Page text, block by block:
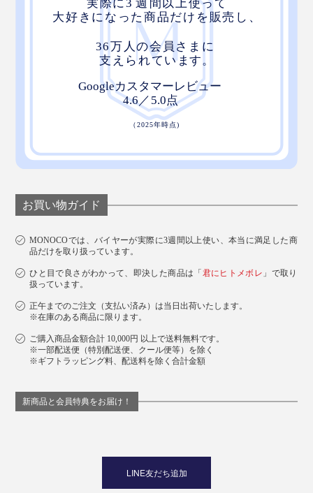
お買い物ガイド
MONOCOでは、バイヤーが実際に3週間以上使い、本当に満足した商
品だけを取り扱っています。
ひと目で良さがわかって、即決した商品は「君にヒトメボレ 」で取り
扱っています。
正午までのご注文（支払い済み）は当日出荷いたします。
※在庫のある商品に限ります。
ご購入商品金額合計 10,000円 以上で送料無料です。
※一部配送便（特別配送便、クール便等）を除く
※ギフトラッピング料、配送料を除く合計金額
新商品と会員特典をお届け！
LINE友だち追加